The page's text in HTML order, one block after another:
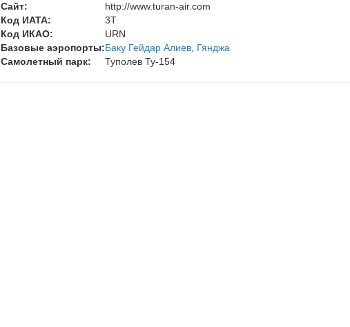
Сайт:
http://www.turan-air.com
Код ИАТА:
3T
Код ИКАО:
URN
Базовые аэропорты:Баку Гейдар Алиев Гянджа
Самолетный парк:
Туполев Ту-154